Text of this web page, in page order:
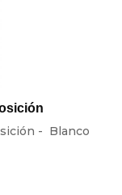
- Blanco